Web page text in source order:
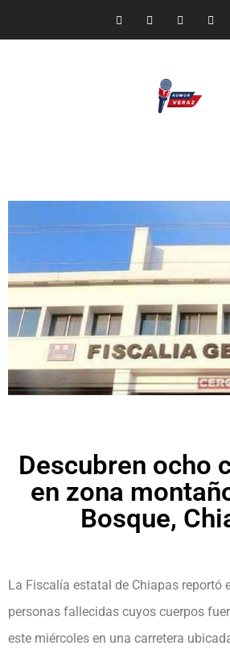
Descubren ocho
en zona
Bosque,
La Fiscalía estatal de Chiapas reportó
personas fallecidas cuyos cuerpos
este miércoles en una carretera